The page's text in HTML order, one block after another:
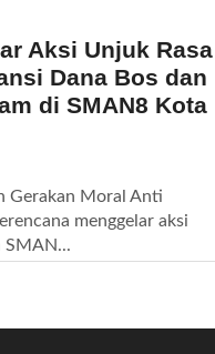
Aksi Unjuk Rasa
Dana Bos dan
di SMAN8 Kota
Gerakan Moral Anti
menggelar aksi
SMAN...